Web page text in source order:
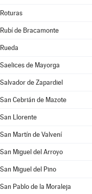
Roturas
Rubí de Bracamonte
Rueda
Saelices de Mayorga
Salvador de Zapardiel
San Cebrián de Mazote
San Llorente
San Martín de Valvení
San Miguel del Arroyo
San Miguel del Pino
San Pablo de la Moraleja